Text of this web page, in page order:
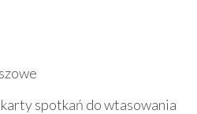
spotkań do wtasowania